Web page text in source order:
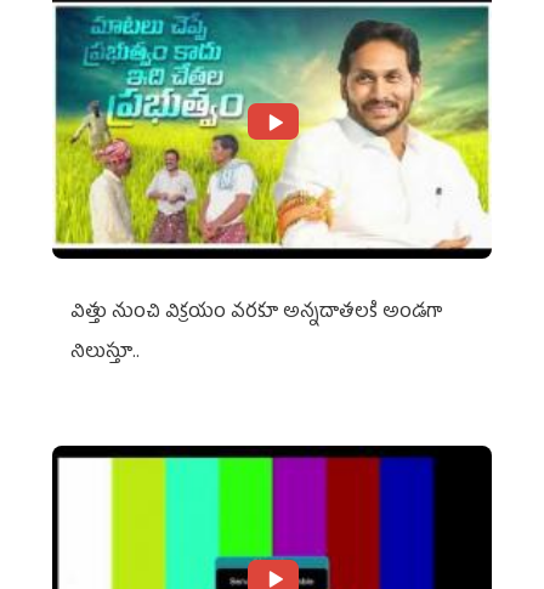
విత్తు నుంచి విక్రయం వరకూ అన్నదాతలకి అండగా
నిలుస్తూ..